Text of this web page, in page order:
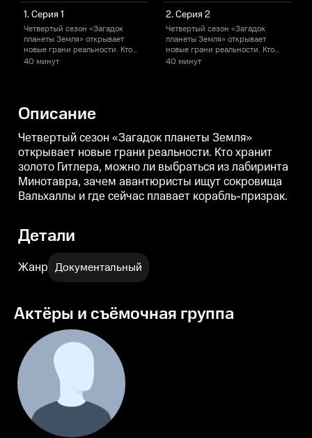
1. Серия 1
Четвертый сезон «Загадок
планеты Земля» открывает
новые грани реальности. Кто
хранит золото Гитлера, можно
призрак.
40 минут
2. Серия 2
Четвертый сезон «Загадок
планеты Земля» открывает
новые грани реальности. Кто
хранит золото Гитлера, можно
40 минут
Описание
Четвертый сезон «Загадок планеты Земля»
открывает новые грани реальности. Кто хранит
золото Гитлера, можно ли выбраться из лабиринта
Минотавра, зачем авантюристы ищут сокровища
Вальхаллы и где сейчас плавает корабль-призрак.
Детали
Жанр Документальный
Актёры и съёмочная группа